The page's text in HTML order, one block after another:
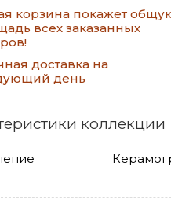
корзина покажет
всех заказанных
доставка на
день
коллекции